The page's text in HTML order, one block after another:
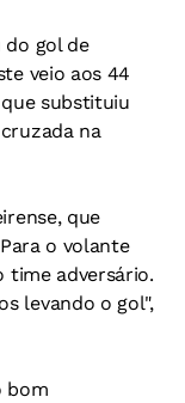
do gol de
veio aos 44
substituiu
na
que
o volante
time adversário.
levando o gol",
bom